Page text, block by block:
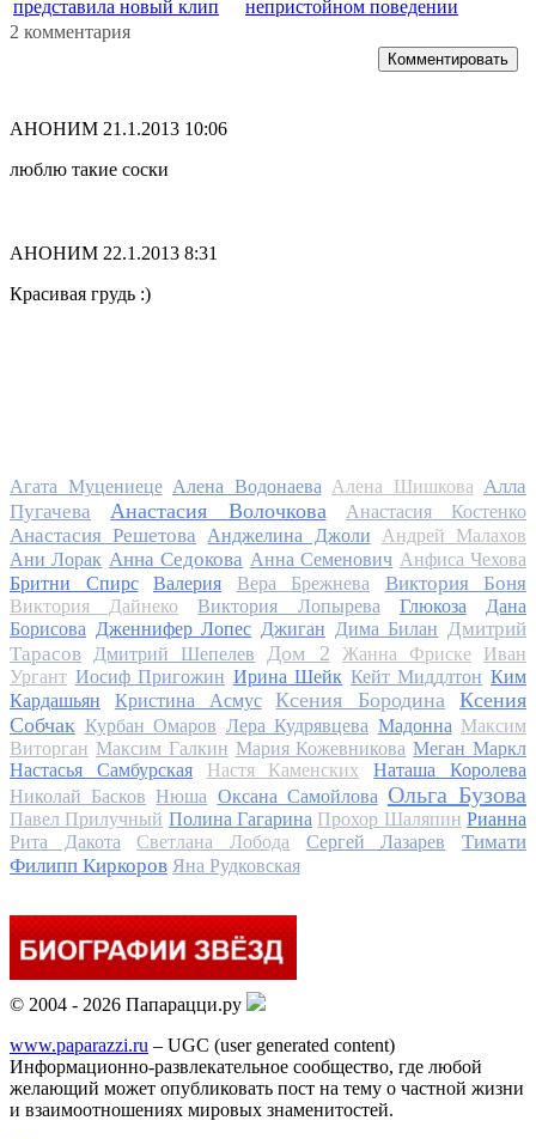
представила новый клип
непристойном поведении
2 комментария
Комментировать
АНОНИМ 21.1.2013 10:06
люблю такие соски
АНОНИМ 22.1.2013 8:31
Красивая грудь :)
Агата Муцениеце Алена Водонаева Алена Шишкова Алла
Пугачева
Анастасия Волочкова Анастасия Костенко
Анастасия Решетова Анджелина Джоли
Андрей Малахов
Ани Лорак Анна Седокова Анна Семенович Анфиса Чехова
Бритни Спирс
Валерия Вера Брежнева Виктория Боня
Виктория Дайнеко Виктория Лопырева Глюкоза
Дана
Борисова Дженнифер Лопес Джиган Дима Билан
Дмитрий
Тарасов
Дмитрий Шепелев Дом 2 Жанна Фриске
Иван
Ургант Иосиф Пригожин Ирина Шейк Кейт Миддлтон Ким
Кардашьян
Кристина Асмус Ксения Бородина
Ксения
Собчак Курбан Омаров Лера Кудрявцева Мадонна Максим
Виторган Максим Галкин Мария Кожевникова Меган Маркл
Настасья Самбурская
Настя Каменских
Наташа Королева
Николай Басков Нюша Оксана Самойлова Ольга Бузова
Павел Прилучный Полина Гагарина Прохор Шаляпин Рианна
Рита Дакота
Светлана Лобода Сергей Лазарев
Тимати
Филипп Киркоров Яна Рудковская
© 2004 - 2026 Папарацци.ру
www.paparazzi.ru – UGC (user generated content)
Информационно-развлекательное сообщество, где любой
желающий может опубликовать пост на тему о частной жизни
и взаимоотношениях мировых знаменитостей.